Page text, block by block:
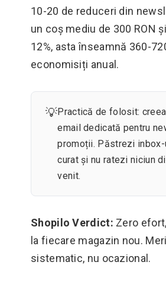
10-20 de reduceri din
un coș mediu de 300 RON
12%, asta înseamnă 360-
economisiți anual.
💡Practică de folosit:
email dedicată pentru
promoții. Păstrezi
curat și nu ratezi niciun
venit.
Shopilo Verdict: Zero
la fiecare magazin nou.
sistematic, nu ocazional.